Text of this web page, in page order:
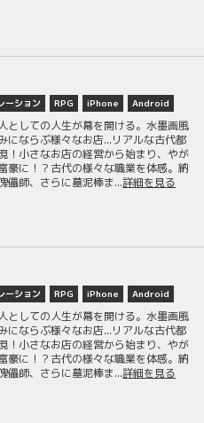
ーション RPG iPhone Android
としての人生が幕を開ける。水墨画風
にならぶ様々なお店...リアルな古代都
！小さなお店の経営から始まり、やが
豪に！？古代の様々な職業を体感。納
儡師、さらに墓泥棒ま...詳細を見る
ーション RPG iPhone Android
としての人生が幕を開ける。水墨画風
にならぶ様々なお店...リアルな古代都
！小さなお店の経営から始まり、やが
豪に！？古代の様々な職業を体感。納
儡師、さらに墓泥棒ま...詳細を見る